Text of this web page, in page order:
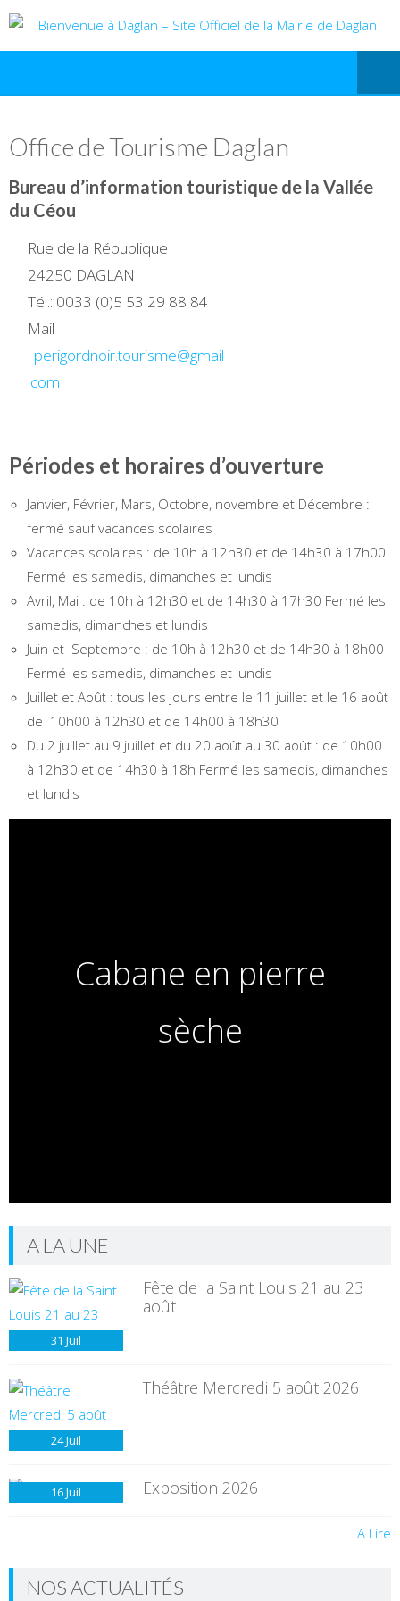
Office de Tourisme Daglan
Bureau d’information touristique de la Vallée
du Céou
Rue de la République
24250 DAGLAN
Tél.: 0033 (0)5 53 29 88 84
Mail
: perigordnoir.tourisme@gmail
.com
Périodes et horaires d’ouverture
Janvier, Février, Mars, Octobre, novembre et Décembre :
fermé sauf vacances scolaires
Vacances scolaires : de 10h à 12h30 et de 14h30 à 17h00
Fermé les samedis, dimanches et lundis
Avril, Mai : de 10h à 12h30 et de 14h30 à 17h30 Fermé les
samedis, dimanches et lundis
Juin et Septembre : de 10h à 12h30 et de 14h30 à 18h00
Fermé les samedis, dimanches et lundis
Juillet et Août : tous les jours entre le 11 juillet et le 16 août
de 10h00 à 12h30 et de 14h00 à 18h30
Du 2 juillet au 9 juillet et du 20 août au 30 août : de 10h00
à 12h30 et de 14h30 à 18h Fermé les samedis, dimanches
et lundis
Cabane en pierre
sèche
A LA UNE
31 Juil
Fête de la Saint Louis 21 au 23
août
24Juil
Théâtre Mercredi 5 août 2026
16Juil Exposition 2026
A Lire
NOS ACTUALITÉS